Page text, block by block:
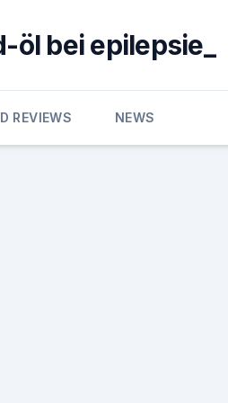
bei epilepsie_
REVIEWS NEWS